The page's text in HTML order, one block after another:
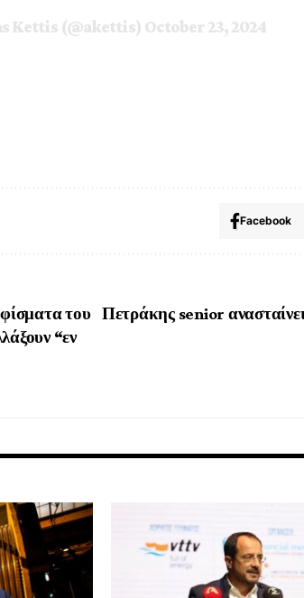
Kettis (@akettis) October 23, 2024
Facebook
του
“εν
Πετράκης senior